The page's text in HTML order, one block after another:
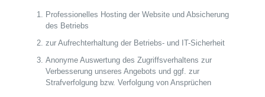
Professionelles Hosting der Website und Absicherung
des Betriebs
zur Aufrechterhaltung der Betriebs- und IT-Sicherheit
Anonyme Auswertung des Zugriffsverhaltens zur
Verbesserung unseres Angebots und ggf. zur
Strafverfolgung bzw. Verfolgung von Ansprüchen